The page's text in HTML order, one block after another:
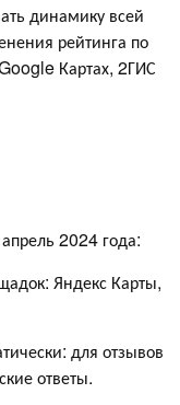
динамику всей
рейтинга по
Картах, 2ГИС
2024 года:
Яндекс Карты,
для отзывов
ответы.